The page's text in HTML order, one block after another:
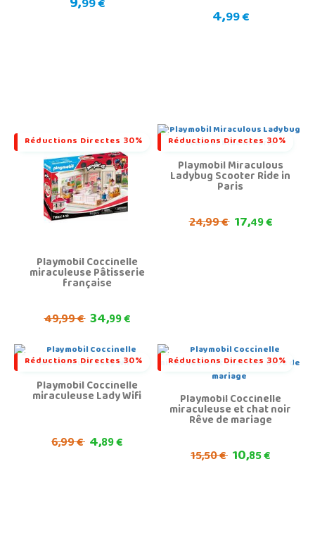
99 € 4,99 €
Réductions Directes 30%
Playmobil Coccinelle
miraculeuse Pâtisserie
française
49,99 € 34,99 €
Réductions Directes 30%
Playmobil Miraculous
Ladybug Scooter Ride in
Paris
24,99 € 17,49 €
Réductions Directes 30%
Playmobil Coccinelle
miraculeuse Lady Wifi
6,99 € 4,89 €
Réductions Directes 30%
Playmobil Coccinelle
miraculeuse et chat noir
Rêve de mariage
15,50 € 10,85 €